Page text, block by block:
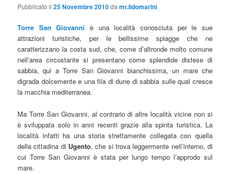
Pubblicato il25 Novembre 2010damr.lidomarini
Torre San Giovanni è una località conosciuta per le sue
attrazioni turistiche, per le bellissime spiagge che ne
caratterizzano la costa sud, che, come d’altronde molto comune
nell’area circostante si presentano come splendide distese di
sabbia, qui a Torre San Giovanni bianchissima, un mare che
digrada dolcemente e una fila di dune di sabbia sulle qual cresce
la macchia mediterranea.
Ma Torre San Giovanni, al contrario di altre località vicine non si
è sviluppata solo in anni recenti grazie alla spinta turistica. La
località infatti ha una storia strettamente collegata con quella
della cittadina di Ugento, che si trova leggermente nell’interno, di
cui Torre San Giovanni è stata per lungo tempo l’approdo sul
mare.